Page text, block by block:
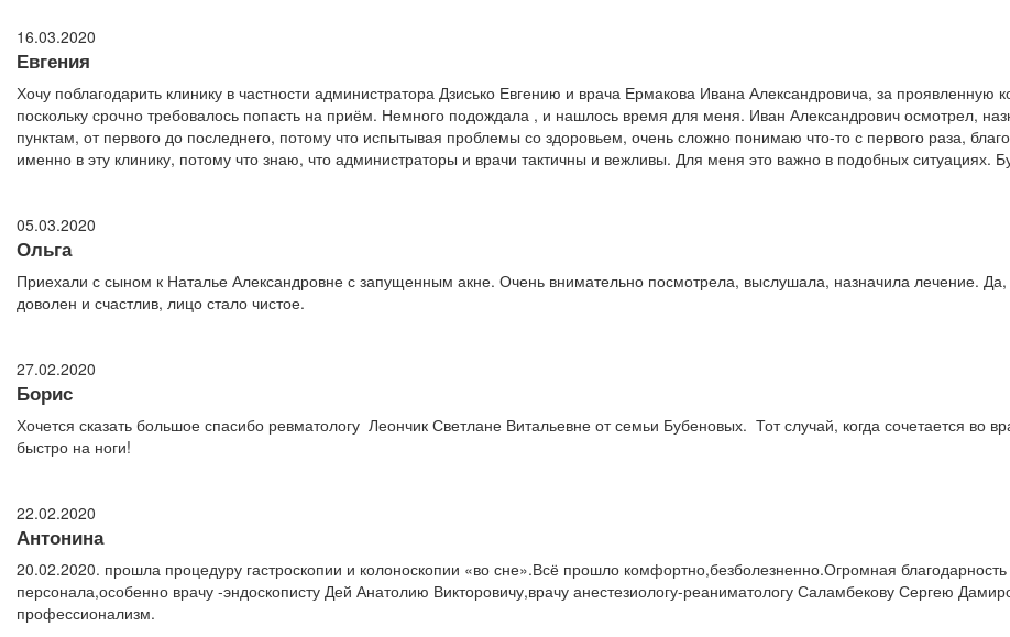
16.03.2020
Евгения
Хочу поблагодарить клинику в частности администратора Дзисько Евгению и врача Ермакова Ивана Александровича, за
поскольку срочно требовалось попасть на приём. Немного подождала , и нашлось время для меня. Иван Александрович осмотрел,
пунктам, от первого до последнего, потому что испытывая проблемы со здоровьем, очень сложно понимаю что-то с первого раза,
именно в эту клинику, потому что знаю, что администраторы и врачи тактичны и вежливы. Для меня это важно в подобных ситуациях.
05.03.2020
Ольга
Приехали с сыном к Наталье Александровне с запущенным акне. Очень внимательно посмотрела, выслушала, назначила лечение.
доволен и счастлив, лицо стало чистое.
27.02.2020
Борис
Хочется сказать большое спасибо ревматологу Леончик Светлане Витальевне от семьи Бубеновых. Тот случай, когда сочетается во
быстро на ноги!
22.02.2020
Антонина
20.02.2020. прошла процедуру гастроскопии и колоноскопии «во сне».Всё прошло комфортно,безболезненно.Огромная
персонала,особенно врачу -эндоскописту Дей Анатолию Викторовичу,врачу анестезиологу-реаниматологу Саламбекову Сергею
профессионализм.